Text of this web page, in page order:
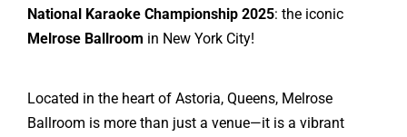
National Karaoke Championship 2025: the iconic
Melrose Ballroom in New York City!
Located in the heart of Astoria, Queens, Melrose
Ballroom is more than just a venue—it is a vibrant